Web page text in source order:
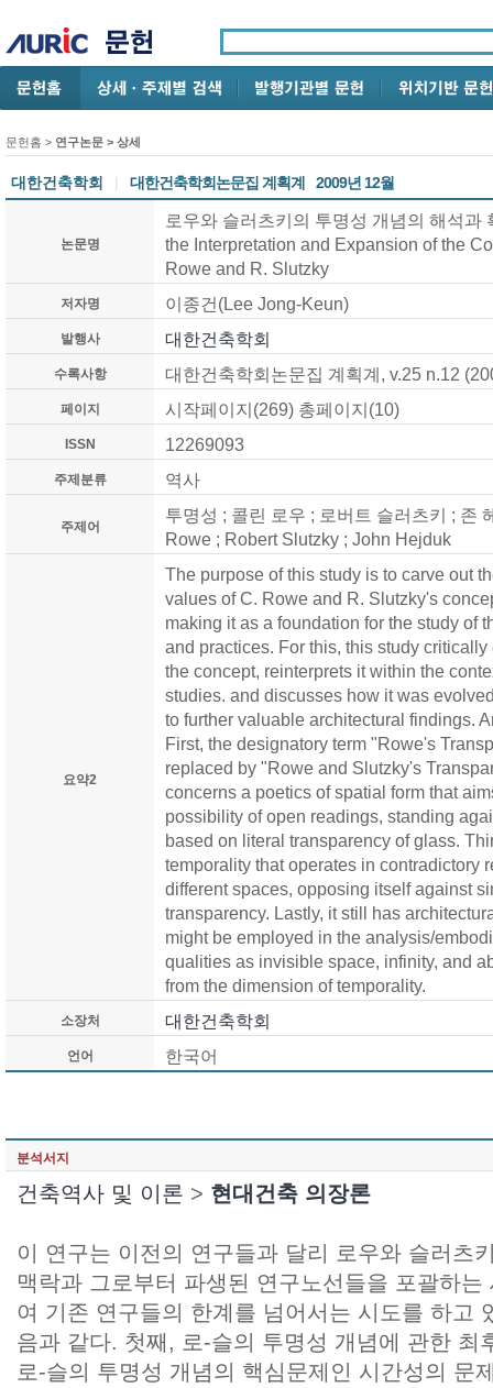
문헌홈 > 연구논문 > 상세
대한건축학회 | 대한건축학회논문집 계획계 2009년 12월
논문명
로우와 슬러츠키의 투명성 개념의 해석과
the Interpretation and Expansion of the
Rowe and R. Slutzky
저자명 이종건(Lee Jong-Keun)
발행사 대한건축학회
수록사항 대한건축학회논문집 계획계, v.25 n.12
페이지 시작페이지(269) 총페이지(10)
ISSN 12269093
주제분류 역사
주제어
투명성 ; 콜린 로우 ; 로버트 슬러츠키 ; 존
Rowe ; Robert Slutzky ; John Hejduk
요약2
The purpose of this study is to carve out
values of C. Rowe and R. Slutzky's
making it as a foundation for the study of
and practices. For this, this study
the concept, reinterprets it within the
studies. and discusses how it was
to further valuable architectural findings.
First, the designatory term "Rowe's
replaced by "Rowe and Slutzky's
concerns a poetics of spatial form that
possibility of open readings, standing
based on literal transparency of glass.
temporality that operates in contradictory
different spaces, opposing itself against
transparency. Lastly, it still has
might be employed in the analysis/
qualities as invisible space, infinity, and
from the dimension of temporality.
소장처 대한건축학회
언어 한국어
분석서지
건축역사 및 이론 > 현대건축 의장론
이 연구는 이전의 연구들과 달리 로우와 슬러츠
맥락과 그로부터 파생된 연구노선들을 포괄하
여 기존 연구들의 한계를 넘어서는 시도를 하고
음과 같다. 첫째, 로-슬의 투명성 개념에 관한 최
로-슬의 투명성 개념의 핵심문제인 시간성의 문